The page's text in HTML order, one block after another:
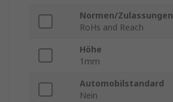
Normen/Zulassungen
RoHs and Reach
Höhe
1mm
Automobilstandard
Nein